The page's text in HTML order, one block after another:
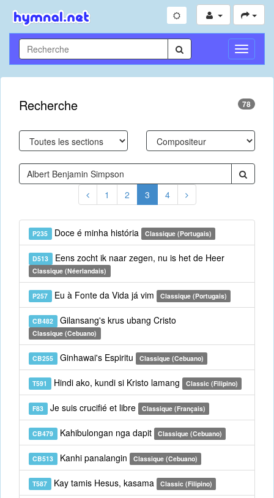
Toggle
Recherche 78
1 2 3 4
P235 Doce é minha história Classique (Portugais)
D513 Eens zocht ik naar zegen, nu is het de Heer
Classique (Néerlandais)
P257 Eu à Fonte da Vida já vim Classique (Portugais)
CB482 Gilansang's krus ubang Cristo
Classique (Cebuano)
CB255 Ginhawai's Espiritu Classique (Cebuano)
T591 Hindi ako, kundi si Kristo lamang Classic (Filipino)
F83 Je suis crucifié et libre Classique (Français)
CB479 Kahibulongan nga dapit Classique (Cebuano)
CB513 Kanhi panalangin Classique (Cebuano)
T587 Kay tamis Hesus, kasama Classic (Filipino)